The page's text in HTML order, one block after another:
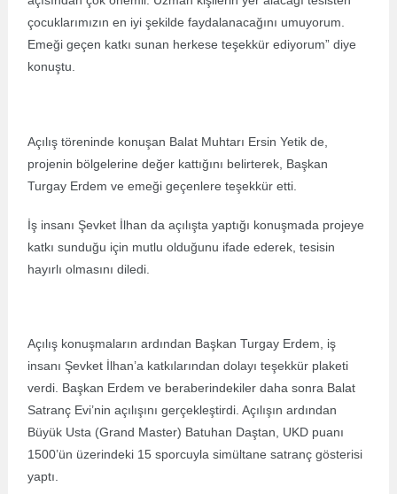
çocuklarımızın en iyi şekilde faydalanacağını umuyorum.
Emeği geçen katkı sunan herkese teşekkür ediyorum” diye
konuştu.
Açılış töreninde konuşan Balat Muhtarı Ersin Yetik de,
projenin bölgelerine değer kattığını belirterek, Başkan
Turgay Erdem ve emeği geçenlere teşekkür etti.
İş insanı Şevket İlhan da açılışta yaptığı konuşmada projeye
katkı sunduğu için mutlu olduğunu ifade ederek, tesisin
hayırlı olmasını diledi.
Açılış konuşmaların ardından Başkan Turgay Erdem, iş
insanı Şevket İlhan’a katkılarından dolayı teşekkür plaketi
verdi. Başkan Erdem ve beraberindekiler daha sonra Balat
Satranç Evi’nin açılışını gerçekleştirdi. Açılışın ardından
Büyük Usta (Grand Master) Batuhan Daştan, UKD puanı
1500’ün üzerindeki 15 sporcuyla simültane satranç gösterisi
yaptı.